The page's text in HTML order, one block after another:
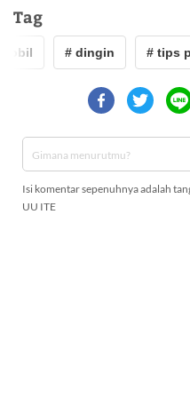
Tag
# dingin # tips
Isi komentar sepenuhnya adalah
UU ITE